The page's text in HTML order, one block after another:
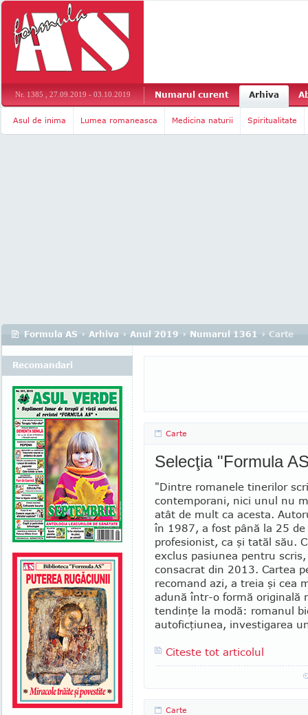
Nr. 1385 , 27.09.2019 - 03.10.2019 Numarul curent Arhiva
Asul de inima Lumea romaneasca Medicina naturii Spiritualitate
Formula AS › Arhiva › Anul 2019 › Numarul 1361 › Carte
Carte
Selecţia "Formula
"Dintre romanele tinerilor
contemporani, nici unul nu
atât de mult ca acesta.
în 1987, a fost până la 25
profesionist, ca şi tatăl său.
exclus pasiunea pentru
con­sa­crat din 2013. Cartea
recomand azi, a treia şi cea
adună într-o formă ori­ginală
tendinţe la modă: romanul
autoficţiunea, in­vestigarea
Citeste tot articolul
Carte
Recomandari